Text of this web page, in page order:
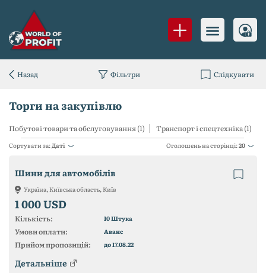
Торги на закупівлю
Побутові товари та обслуговування (1) Транспорт і спецтехніка (1)
Сортувати за:Даті Оголошень на сторінці:20
Шини для автомобілів
Україна, Київська область, Київ
1 000 USD
Кількість: 10 Штука
Умови оплати: Аванс
Прийом пропозицій: до 17.08.22
Детальніше
Назад Фільтри Слідкувати